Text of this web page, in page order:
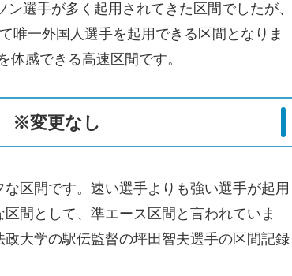
選手が多く起用されてきた区間でしたが、
唯一外国人選手を起用できる区間となりま
感できる高速区間です。
※変更なし
区間です。速い選手よりも強い選手が起用
間として、準エース区間と言われていま
大学の駅伝監督の坪田智夫選手の区間記録